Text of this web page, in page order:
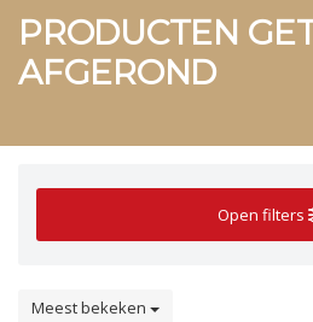
PRODUCTEN
AFGEROND
Open filters
Meest bekeken